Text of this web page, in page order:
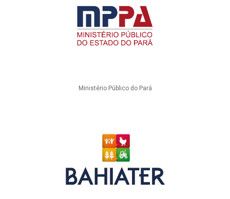
Ministério Público do Pará